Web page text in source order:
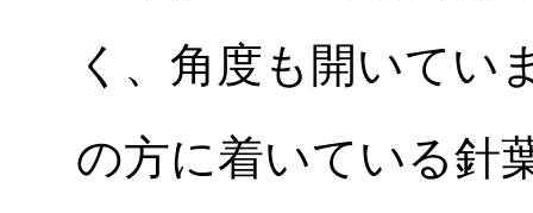
く、角度も開いてい
の方に着いている針